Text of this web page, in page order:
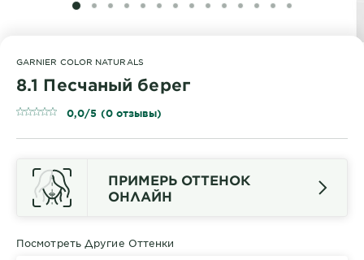
SLIDE 1
SLIDE 2
SLIDE 3
SLIDE 4
SLIDE 5
SLIDE 6
SLIDE 7
SLIDE 8
SLIDE 9
SLIDE 10
SLIDE 11
SLIDE 12
SLIDE 13
SLIDE 14
GARNIER COLOR NATURALS
8.1 Песчаный берег
0,0/5 (0 отзывы)
ПРИМЕРЬ ОТТЕНОК
ОНЛАЙН
Посмотреть Другие Оттенки